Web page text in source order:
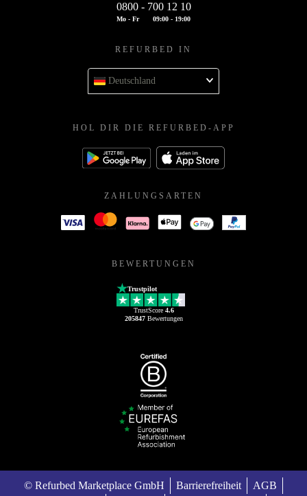
0800 - 700 12 10
Mo - Fr 09:00 - 19:00
REFURBED IN
Deutschland
HOL DIR DIE REFURBED-APP
ZAHLUNGSARTEN
BEWERTUNGEN
Trustpilot
TrustScore 4.6
205847Bewertungen
© Refurbed Marketplace GmbH Barrierefreiheit
AGB